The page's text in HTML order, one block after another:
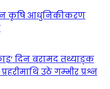
कृषि आधुनिकीकरण
दिन बरामद तथ्याङ्क
उठे गम्भीर प्रश्न